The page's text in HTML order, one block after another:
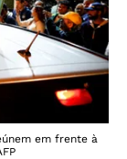
em frente à